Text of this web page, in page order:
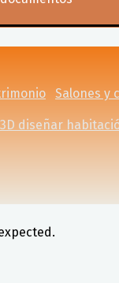
Salones y
diseñar